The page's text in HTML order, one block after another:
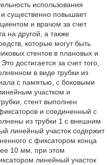
использования
и существенно повышает
и врачом за счет
на другой, а также
которые могут быть
стентов в плановых и
достигается за счет того,
в виде трубки из
с памятью, с боковыми
участком и
стент выполнен
и соединенный с
из трубки 1 с внешним
линейный участок содержит
с фиксатором конца
10 мм, при этом
линейный участок